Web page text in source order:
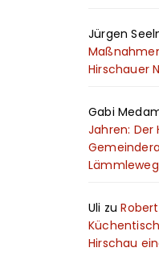
Jürgen
Hirschauer
Gabi
Jahren: Der
Lämmleweg
Uli zu
Hirschau